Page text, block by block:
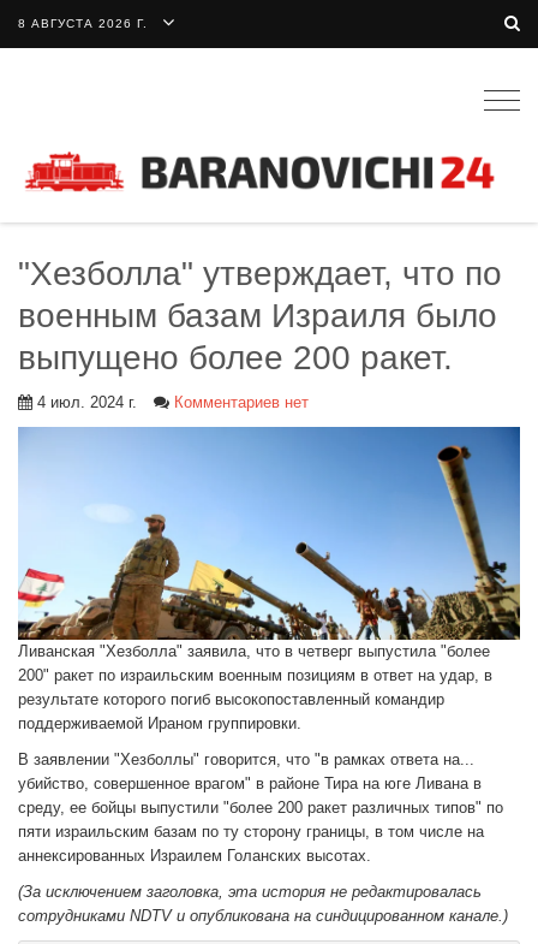
8 АВГУСТА 2026 Г.
"Хезболла" утверждает, что по
военным базам Израиля было
выпущено более 200 ракет.
4 июл. 2024 г. Комментариев нет
Ливанская "Хезболла" заявила, что в четверг выпустила "более
200" ракет по израильским военным позициям в ответ на удар, в
результате которого погиб высокопоставленный командир
поддерживаемой Ираном группировки.
В заявлении "Хезболлы" говорится, что "в рамках ответа на...
убийство, совершенное врагом" в районе Тира на юге Ливана в
среду, ее бойцы выпустили "более 200 ракет различных типов" по
пяти израильским базам по ту сторону границы, в том числе на
аннексированных Израилем Голанских высотах.
(За исключением заголовка, эта история не редактировалась
сотрудниками NDTV и опубликована на синдицированном канале.)